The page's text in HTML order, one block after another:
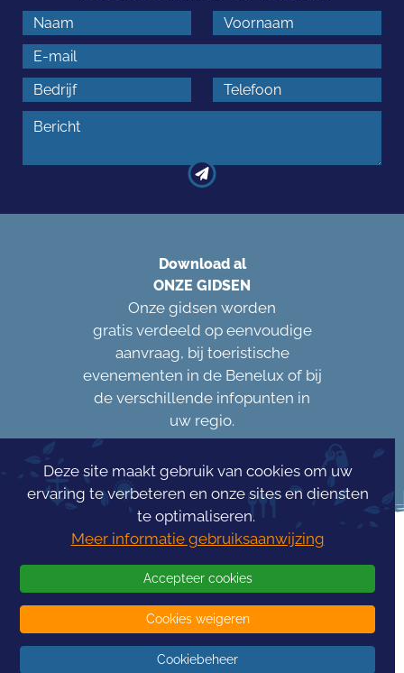
Download al
ONZE GIDSEN
Onze gidsen worden
gratis verdeeld op eenvoudige
aanvraag, bij toeristische
evenementen in de Benelux of bij
de verschillende infopunten in
uw regio.
- Alle rechten voorbehouden - Gerealiseerd
Deze site maakt gebruik van cookies om uw
ervaring te verbeteren en onze sites en diensten
te optimaliseren.
Meer informatie gebruiksaanwijzing
Accepteer cookies
Cookies weigeren
Cookiebeheer